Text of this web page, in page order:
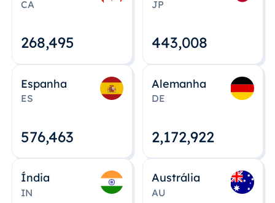
CA
268,495
JP
443,008
Espanha
ES
576,463
Alemanha
DE
2,172,922
Índia
IN
Austrália
AU